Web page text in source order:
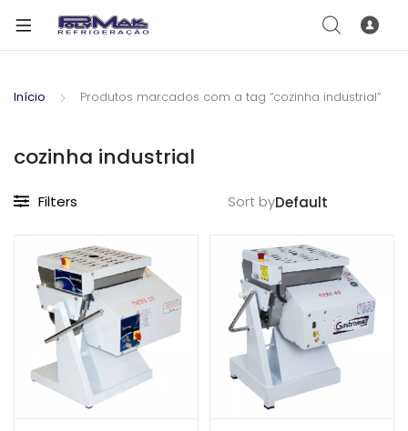
Início Produtos marcados com a tag “cozinha industrial”
cozinha industrial
Filters Sort by